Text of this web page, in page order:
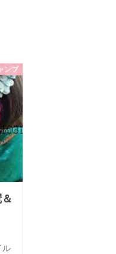
ンプ
ル